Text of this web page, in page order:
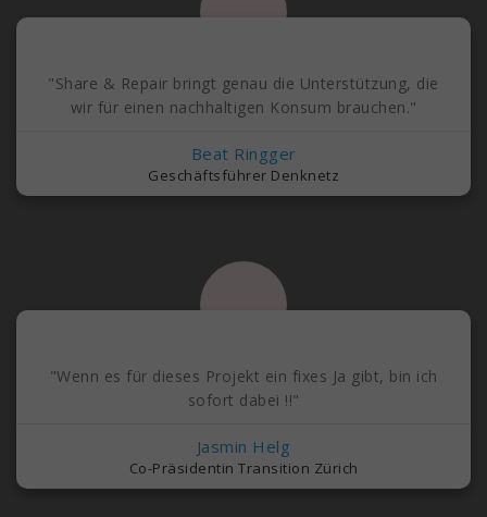
"Share & Repair bringt genau die Unterstützung, die
wir für einen nachhaltigen Konsum brauchen."
Beat Ringger
Geschäftsführer Denknetz
"Wenn es für dieses Projekt ein fixes Ja gibt, bin ich
sofort dabei !!"
Jasmin Helg
Co-Präsidentin Transition Zürich